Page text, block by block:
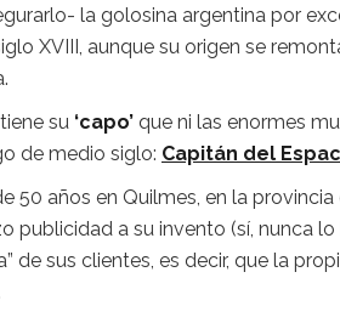
la golosina argentina por
XVIII, aunque su origen se
su ‘capo’ que ni las enormes
de medio siglo: Capitán del
50 años en Quilmes, en la
publicidad a su invento (sí, nunca
de sus clientes, es decir, que la